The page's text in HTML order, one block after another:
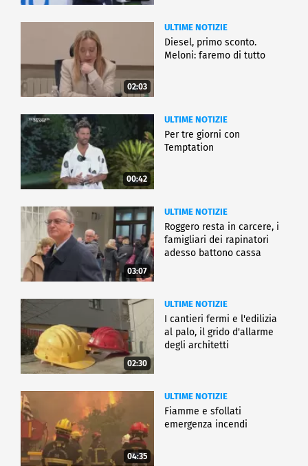
02:03
ULTIME NOTIZIE
Diesel, primo sconto.
Meloni: faremo di tutto
00:42
ULTIME NOTIZIE
Per tre giorni con
Temptation
03:07
ULTIME NOTIZIE
Roggero resta in carcere, i
famigliari dei rapinatori
adesso battono cassa
02:30
ULTIME NOTIZIE
I cantieri fermi e l'edilizia
al palo, il grido d'allarme
degli architetti
04:35
ULTIME NOTIZIE
Fiamme e sfollati
emergenza incendi